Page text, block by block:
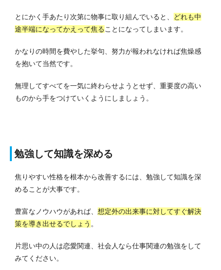
とにかく手あたり次第に物事に取り組んでいると、
どれも中
途半端になってかえって焦る ことになってしまいます。
かなりの時間を費やした挙句、努力が報われなければ焦燥感
を抱いて当然です。
無理してすべてを一気に終わらせようとせず、重要度の高い
ものから手をつけていくようにしましょう。
勉強して知識を深める
焦りやすい性格を根本から改善するには、勉強して知識を深
めることが大事です。
豊富なノウハウがあれば、 想定外の出来事に対してすぐ解決
策を導き出せるでしょう 。
片思い中の人は恋愛関連、社会人なら仕事関連の勉強をして
みてください。